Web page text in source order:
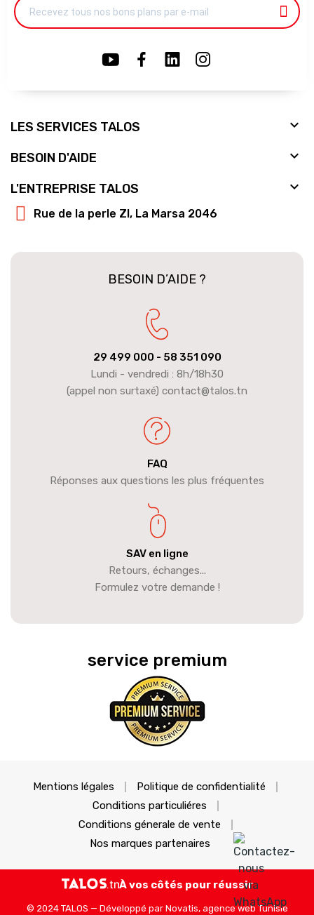
LES SERVICES TALOS 
BESOIN D'AIDE 
L'ENTREPRISE TALOS 
Rue de la perle ZI, La Marsa 2046
BESOIN D’AIDE ?
29 499 000 - 58 351 090
Lundi - vendredi : 8h/18h30
(appel non surtaxé) contact@talos.tn
FAQ
Réponses aux questions les plus fréquentes
SAV en ligne
Retours, échanges...
Formulez votre demande !
service premium
Mentions légales
Politique de confidentialité
Conditions particuliéres
Conditions génerale de vente
Nos marques partenaires
À vos côtés pour réussir
© 2024 TALOS — Développé par Novatis, agence web Tunisie